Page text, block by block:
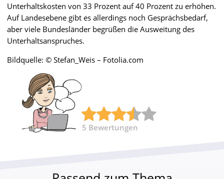
Unterhaltskosten von 33 Prozent auf 40 Prozent zu erhöhen.
Auf Landesebene gibt es allerdings noch Gesprächsbedarf,
aber viele Bundesländer begrüßen die Ausweitung des
Unterhaltsanspruches.
Bildquelle: © Stefan_Weis – Fotolia.com
5 Bewertungen